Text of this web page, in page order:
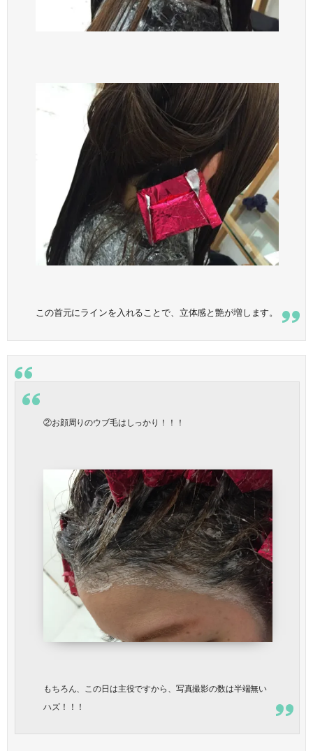
この首元にラインを入れることで、立体感と艶が増します。
②お顔周りのウブ毛はしっかり！！！
もちろん、この日は主役ですから、写真撮影の数は半端無い
ハズ！！！